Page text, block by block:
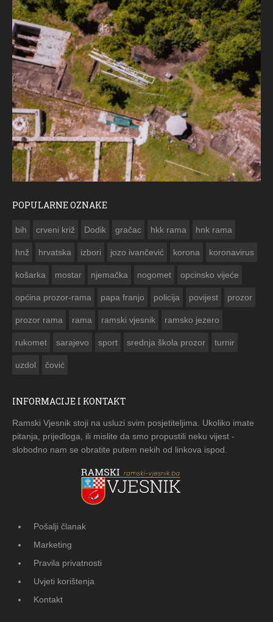
POPULARNE OZNAKE
bih crveni križ Dodik gračac hkk rama hnk rama
hnž hrvatska izbori jozo ivančević korona koronavirus
košarka mostar njemačka nogomet opcinsko vijeće
općina prozor-rama papa franjo policija povijest prozor
prozor rama rama ramski vjesnik ramsko jezero
rukomet sarajevo sport srednja škola prozor turnir
uzdol čović
INFORMACIJE I KONTAKT
Ramski Vjesnik stoji na usluzi svim posjetiteljima. Ukoliko imate
pitanja, prijedloga, ili mislite da smo propustili neku vijest -
slobodno nam se obratite putem nekih od linkova ispod.
Pošalji članak
Marketing
Pravila privatnosti
Uvjeti korištenja
Kontakt